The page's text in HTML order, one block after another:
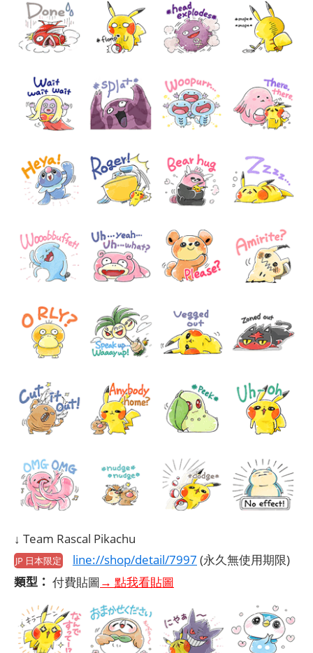
↓ Team Rascal Pikachu
JP 日本限定 line://shop/detail/7997 (永久無使用期限)
類型： 付費貼圖→ 點我看貼圖